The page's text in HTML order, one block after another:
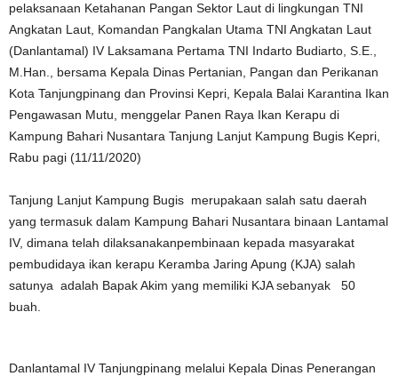
pelaksanaan Ketahanan Pangan Sektor Laut di lingkungan TNI
Angkatan Laut, Komandan Pangkalan Utama TNI Angkatan Laut
(Danlantamal) IV Laksamana Pertama TNI Indarto Budiarto, S.E.,
M.Han., bersama Kepala Dinas Pertanian, Pangan dan Perikanan
Kota Tanjungpinang dan Provinsi Kepri, Kepala Balai Karantina Ikan
Pengawasan Mutu, menggelar Panen Raya Ikan Kerapu di
Kampung Bahari Nusantara Tanjung Lanjut Kampung Bugis Kepri,
Rabu pagi (11/11/2020)
Tanjung Lanjut Kampung Bugis merupakaan salah satu daerah
yang termasuk dalam Kampung Bahari Nusantara binaan Lantamal
IV, dimana telah dilaksanakanpembinaan kepada masyarakat
pembudidaya ikan kerapu Keramba Jaring Apung (KJA) salah
satunya adalah Bapak Akim yang memiliki KJA sebanyak 50
buah.
Danlantamal IV Tanjungpinang melalui Kepala Dinas Penerangan